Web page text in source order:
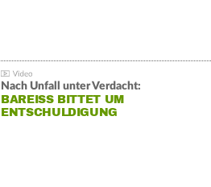
Nach Unfall unter Verdacht:
BAREISS BITTET UM E
NTSCHULDIGUNG